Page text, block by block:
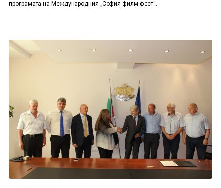
програмата на Международния „София филм фест“.